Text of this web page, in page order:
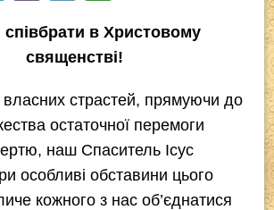
p
er e
gr
a
m
at
s
A
p
p
співбрати в Христовому
священстві!
страстей, прямуючи до
остаточної перемоги
наш Спаситель Ісус
особливі обставини цього
кожного з нас об’єднатися